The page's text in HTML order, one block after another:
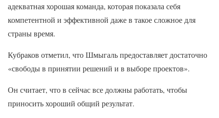
адекватная хорошая команда, которая показала себя
компетентной и эффективной даже в такое сложное для
страны время.
Кубраков отметил, что Шмыгаль предоставляет достаточно
«свободы в принятии решений и в выборе проектов».
Он считает, что в сейчас все должны работать, чтобы
приносить хороший общий результат.